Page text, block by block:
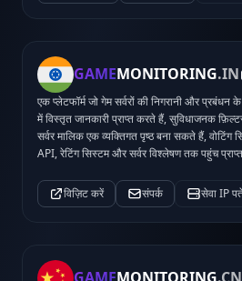
GAMEMONITORING.IN
एक प्लेटफॉर्म जो गेम सर्वरों की निगरानी और प्रबंधन
में विस्तृत जानकारी प्राप्त करते हैं, सुविधाजनक
सर्वर मालिक एक व्यक्तिगत पृष्ठ बना सकते हैं,
API, रेटिंग सिस्टम और सर्वर विश्लेषण तक पहुंच
विज़िट करें संपर्क सेवा IP